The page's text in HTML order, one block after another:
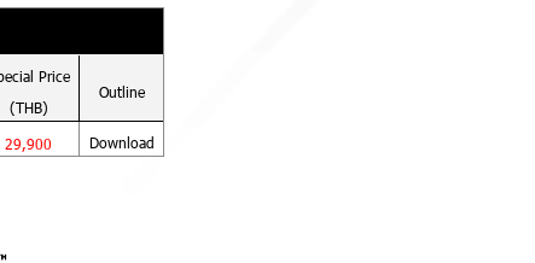
Price
(THB)
Outline
29,900
Download